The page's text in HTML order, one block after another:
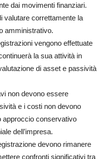
dai movimenti finanziari.
valutare correttamente la
amministrativo.
vengono effettuate
la sua attività in
di asset e passività
non devono essere
e i costi non devono
conservativo
dell’impresa.
devono rimanere
confronti significativi tra